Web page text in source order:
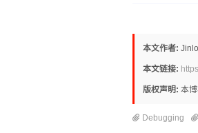
本文作者:
本文链接:
版权声明: 本
Debugging